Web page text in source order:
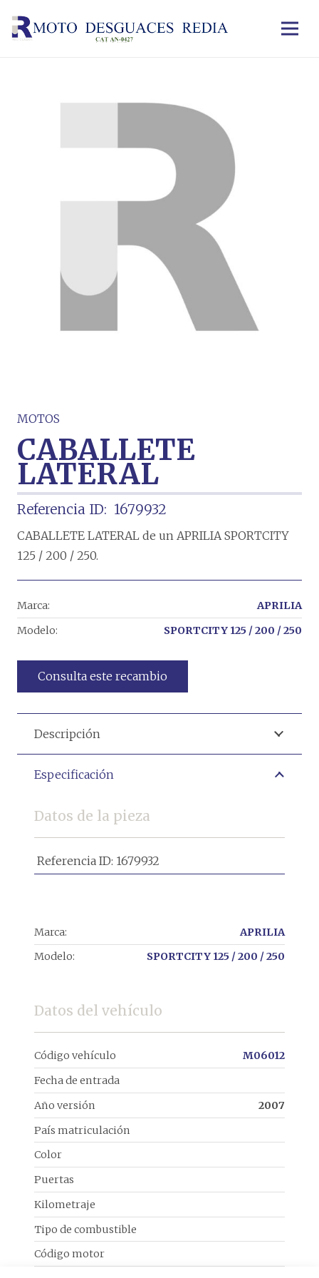
MOTOS
CABALLETE
LATERAL
Referencia ID: 1679932
CABALLETE LATERAL de un APRILIA SPORTCITY
125 / 200 / 250.
Consulta este recambio
Marca:
APRILIA
Modelo:
SPORTCITY 125 / 200 / 250
Descripción
Especificación
Datos de la pieza
Referencia ID: 1679932
Marca:
APRILIA
Modelo:
SPORTCITY 125 / 200 / 250
Datos del vehículo
Código vehículo
M06012
Fecha de entrada
Año versión
2007
País matriculación
Color
Puertas
Kilometraje
Tipo de combustible
Código motor